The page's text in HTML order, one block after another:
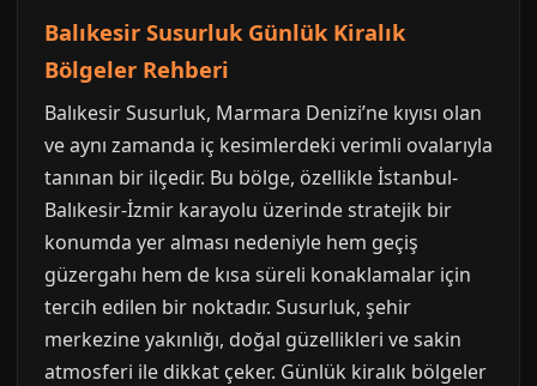
Balıkesir Susurluk Günlük Kiralık
Bölgeler Rehberi
Balıkesir Susurluk, Marmara Denizi’ne kıyısı olan
ve aynı zamanda iç kesimlerdeki verimli ovalarıyla
tanınan bir ilçedir. Bu bölge, özellikle İstanbul-
Balıkesir-İzmir karayolu üzerinde stratejik bir
konumda yer alması nedeniyle hem geçiş
güzergahı hem de kısa süreli konaklamalar için
tercih edilen bir noktadır. Susurluk, şehir
merkezine yakınlığı, doğal güzellikleri ve sakin
atmosferi ile dikkat çeker. Günlük kiralık bölgeler